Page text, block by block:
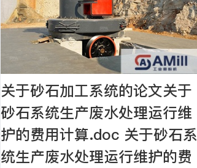
关于砂石加工系统的论文关于
砂石系统生产废水处理运行维
护的费用计算.doc 关于砂石系
统生产废水处理运行维护的费